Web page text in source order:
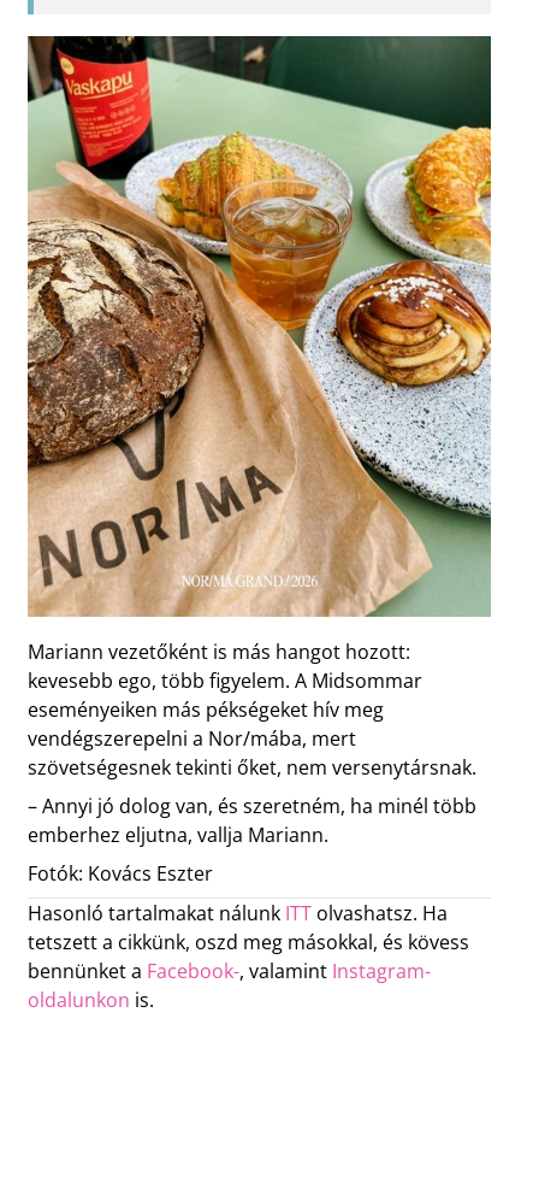
Mariann vezetőként is más hangot hozott:
kevesebb ego, több figyelem. A Midsommar
eseményeiken más pékségeket hív meg
vendégszerepelni a Nor/mába, mert
szövetségesnek tekinti őket, nem versenytársnak.
– Annyi jó dolog van, és szeretném, ha minél több
emberhez eljutna, vallja Mariann.
Fotók: Kovács Eszter
Hasonló tartalmakat nálunk ITTolvashatsz. Ha
tetszett a cikkünk, oszd meg másokkal, és kövess
bennünket a Facebook-, valamint Instagram-
oldalunkon is.